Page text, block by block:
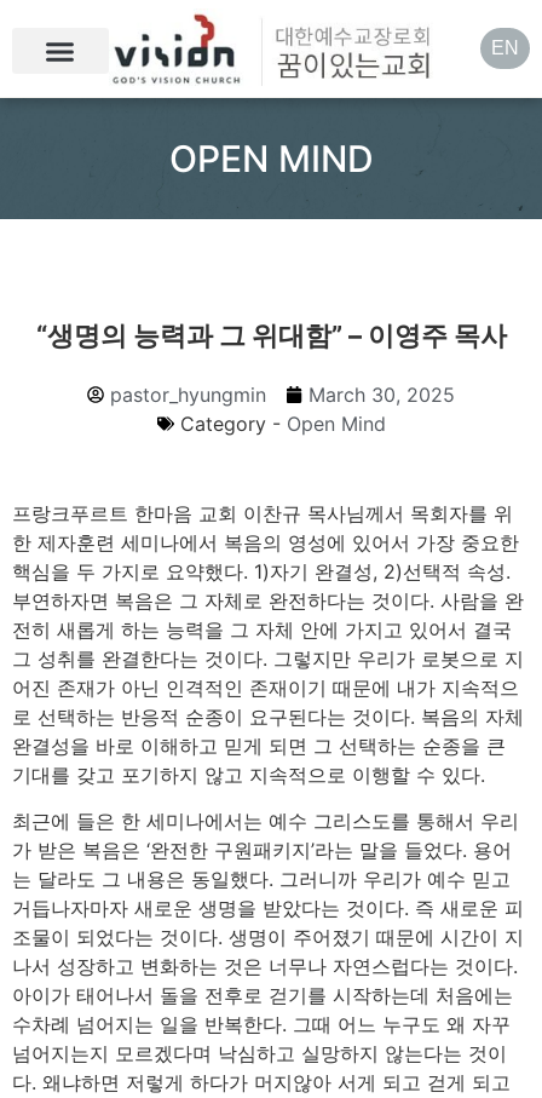
EN
OPEN MIND
“생명의 능력과 그 위대함” – 이영주 목사
pastor_hyungmin
March 30, 2025
Category - Open Mind
프랑크푸르트 한마음 교회 이찬규 목사님께서 목회자를 위
한 제자훈련 세미나에서 복음의 영성에 있어서 가장 중요한
핵심을 두 가지로 요약했다. 1)자기 완결성, 2)선택적 속성.
부연하자면 복음은 그 자체로 완전하다는 것이다. 사람을 완
전히 새롭게 하는 능력을 그 자체 안에 가지고 있어서 결국
그 성취를 완결한다는 것이다. 그렇지만 우리가 로봇으로 지
어진 존재가 아닌 인격적인 존재이기 때문에 내가 지속적으
로 선택하는 반응적 순종이 요구된다는 것이다. 복음의 자체
완결성을 바로 이해하고 믿게 되면 그 선택하는 순종을 큰
기대를 갖고 포기하지 않고 지속적으로 이행할 수 있다.
최근에 들은 한 세미나에서는 예수 그리스도를 통해서 우리
가 받은 복음은 ‘완전한 구원패키지’라는 말을 들었다. 용어
는 달라도 그 내용은 동일했다. 그러니까 우리가 예수 믿고
거듭나자마자 새로운 생명을 받았다는 것이다. 즉 새로운 피
조물이 되었다는 것이다. 생명이 주어졌기 때문에 시간이 지
나서 성장하고 변화하는 것은 너무나 자연스럽다는 것이다.
아이가 태어나서 돌을 전후로 걷기를 시작하는데 처음에는
수차례 넘어지는 일을 반복한다. 그때 어느 누구도 왜 자꾸
넘어지는지 모르겠다며 낙심하고 실망하지 않는다는 것이
다. 왜냐하면 저렇게 하다가 머지않아 서게 되고 걷게 되고